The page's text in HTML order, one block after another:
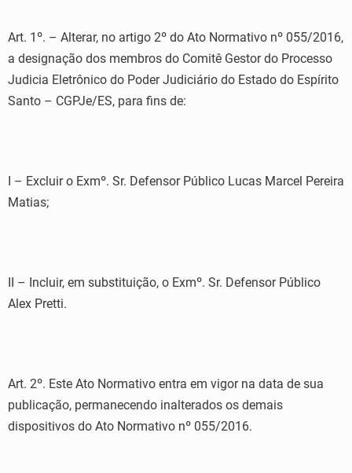
Art. 1º. – Alterar, no artigo 2º do Ato Normativo nº 055/2016,
a designação dos membros do Comitê Gestor do Processo
Judicia Eletrônico do Poder Judiciário do Estado do Espírito
Santo – CGPJe/ES, para fins de:
I – Excluir o Exmº. Sr. Defensor Público Lucas Marcel Pereira
Matias;
II – Incluir, em substituição, o Exmº. Sr. Defensor Público
Alex Pretti.
Art. 2º. Este Ato Normativo entra em vigor na data de sua
publicação, permanecendo inalterados os demais
dispositivos do Ato Normativo nº 055/2016.